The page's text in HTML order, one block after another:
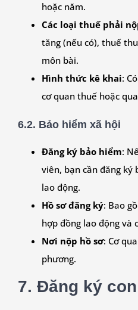
hoặc năm.
Các loại thuế phải
tăng (nếu có), thuế
môn bài.
Hình thức kê khai:
cơ quan thuế hoặc
6.2. Bảo hiểm xã hội
Đăng ký bảo hiểm:
viên, bạn cần đăng ký
lao động.
Hồ sơ đăng ký: Bao
hợp đồng lao động và
Nơi nộp hồ sơ: Cơ
phương.
7. Đăng ký